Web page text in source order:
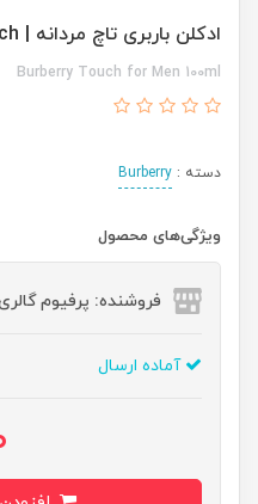
ادکلن باربری تاچ مردانه | Burberry Touch
Burberry Touch for Men 100ml
دسته : Burberry
ویژگی‌های محصول
فروشنده: پرفیوم
آماده ارسال